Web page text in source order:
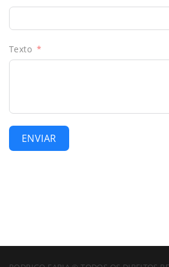
Texto
ENVIAR